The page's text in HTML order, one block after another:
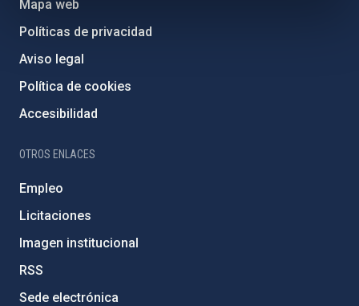
Mapa web
Políticas de privacidad
Aviso legal
Política de cookies
Accesibilidad
OTROS ENLACES
Empleo
Licitaciones
Imagen institucional
RSS
Sede electrónica